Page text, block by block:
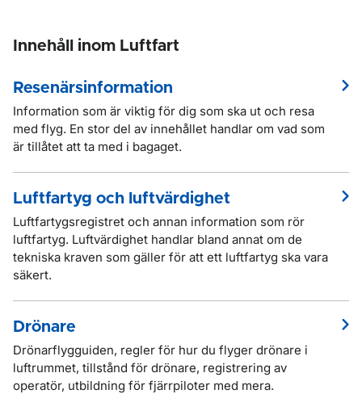
Innehåll inom Luftfart
Resenärsinformation
Information som är viktig för dig som ska ut och resa
med flyg. En stor del av innehållet handlar om vad som
är tillåtet att ta med i bagaget.
Luftfartyg och luftvärdighet
Luftfartygsregistret och annan information som rör
luftfartyg. Luftvärdighet handlar bland annat om de
tekniska kraven som gäller för att ett luftfartyg ska vara
säkert.
Drönare
Drönarflygguiden, regler för hur du flyger drönare i
luftrummet, tillstånd för drönare, registrering av
operatör, utbildning för fjärrpiloter med mera.